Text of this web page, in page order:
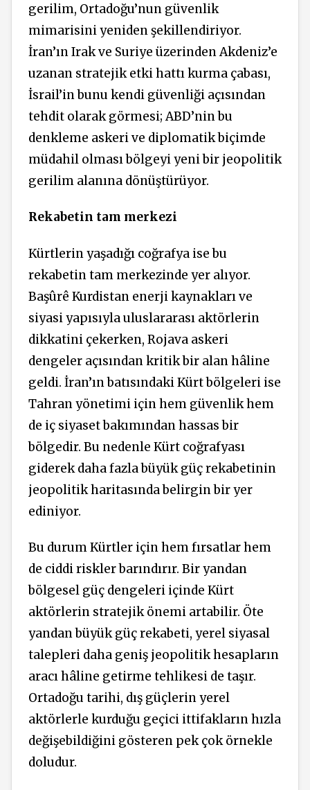
gerilim, Ortadoğu’nun güvenlik
mimarisini yeniden şekillendiriyor.
İran’ın Irak ve Suriye üzerinden Akdeniz’e
uzanan stratejik etki hattı kurma çabası,
İsrail’in bunu kendi güvenliği açısından
tehdit olarak görmesi; ABD’nin bu
denkleme askeri ve diplomatik biçimde
müdahil olması bölgeyi yeni bir jeopolitik
gerilim alanına dönüştürüyor.
Rekabetin tam merkezi
Kürtlerin yaşadığı coğrafya ise bu
rekabetin tam merkezinde yer alıyor.
Başûrê Kurdistan enerji kaynakları ve
siyasi yapısıyla uluslararası aktörlerin
dikkatini çekerken, Rojava askeri
dengeler açısından kritik bir alan hâline
geldi. İran’ın batısındaki Kürt bölgeleri ise
Tahran yönetimi için hem güvenlik hem
de iç siyaset bakımından hassas bir
bölgedir. Bu nedenle Kürt coğrafyası
giderek daha fazla büyük güç rekabetinin
jeopolitik haritasında belirgin bir yer
ediniyor.
Bu durum Kürtler için hem fırsatlar hem
de ciddi riskler barındırır. Bir yandan
bölgesel güç dengeleri içinde Kürt
aktörlerin stratejik önemi artabilir. Öte
yandan büyük güç rekabeti, yerel siyasal
talepleri daha geniş jeopolitik hesapların
aracı hâline getirme tehlikesi de taşır.
Ortadoğu tarihi, dış güçlerin yerel
aktörlerle kurduğu geçici ittifakların hızla
değişebildiğini gösteren pek çok örnekle
doludur.